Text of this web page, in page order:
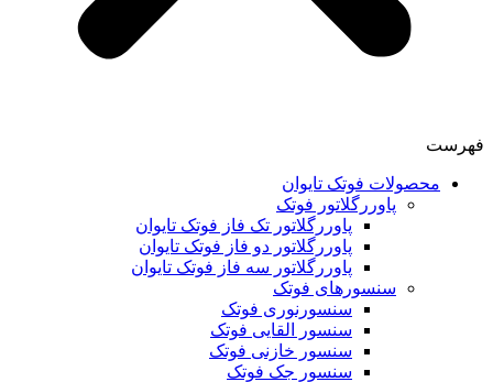
فهرست
محصولات فوتک تایوان
پاوررگلاتور فوتک
پاوررگلاتور تک فاز فوتک تایوان
پاوررگلاتور دو فاز فوتک تایوان
پاوررگلاتور سه فاز فوتک تایوان
سنسورهای فوتک
سنسورنوری فوتک
سنسور القایی فوتک
سنسور خازنی فوتک
سنسور جک فوتک